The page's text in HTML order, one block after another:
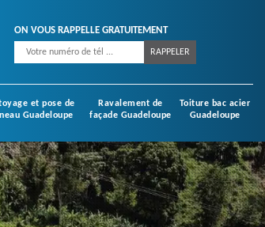
ON VOUS RAPPELLE GRATUITEMENT
et pose de
Guadeloupe
Ravalement de
façade Guadeloupe
Toiture bac acier
Guadeloupe